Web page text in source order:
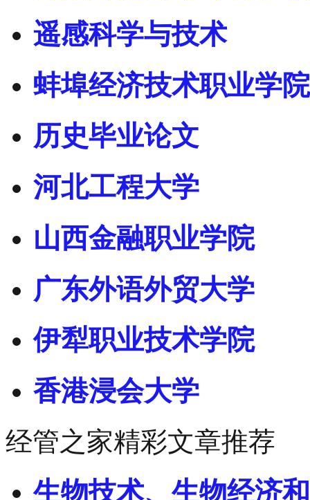
遥感科学与技术
蚌埠经济技术职业学院
历史毕业论文
河北工程大学
山西金融职业学院
广东外语外贸大学
伊犁职业技术学院
香港浸会大学
经管之家精彩文章推荐
生物技术、生物经济